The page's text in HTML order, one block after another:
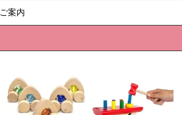
案内